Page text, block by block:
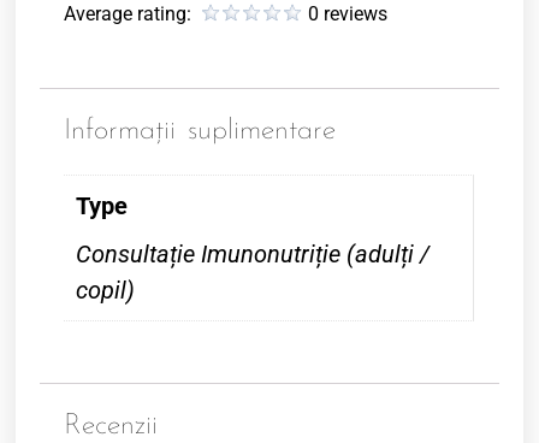
Average rating:
0 reviews
Informații suplimentare
Type
Consultație Imunonutriție (adulți /
copil)
Recenzii